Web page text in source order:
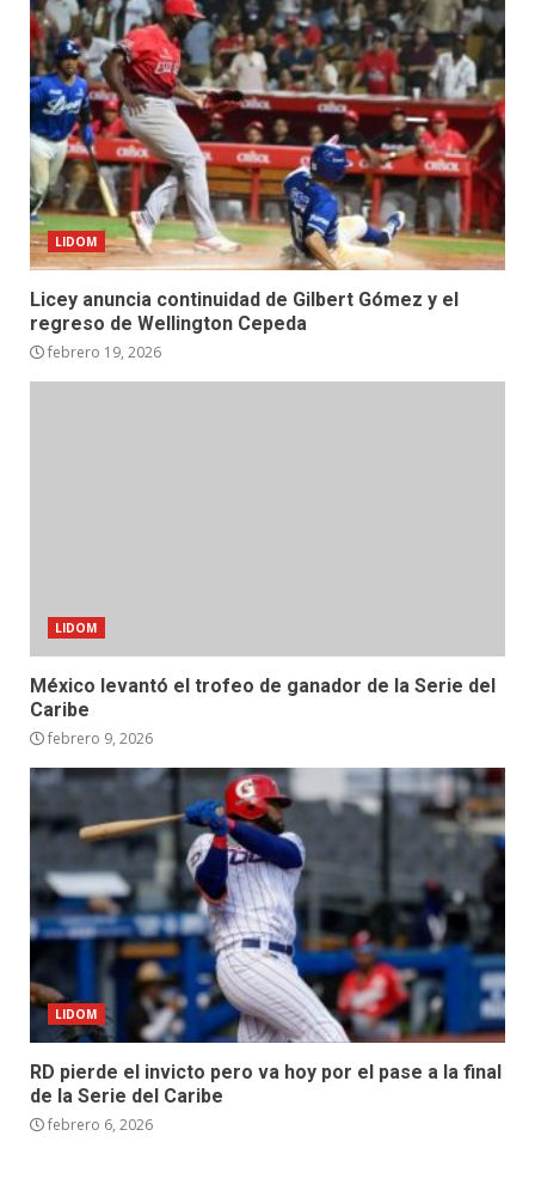
LIDOM
Licey anuncia continuidad de Gilbert Gómez y el
regreso de Wellington Cepeda
febrero 19, 2026
LIDOM
México levantó el trofeo de ganador de la Serie del
Caribe
febrero 9, 2026
LIDOM
RD pierde el invicto pero va hoy por el pase a la final
de la Serie del Caribe
febrero 6, 2026